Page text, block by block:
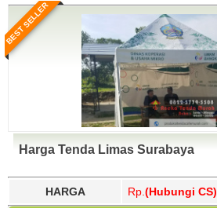
BEST SELLER
Harga Tenda Limas Surabaya
HARGA Rp. (Hubungi CS)